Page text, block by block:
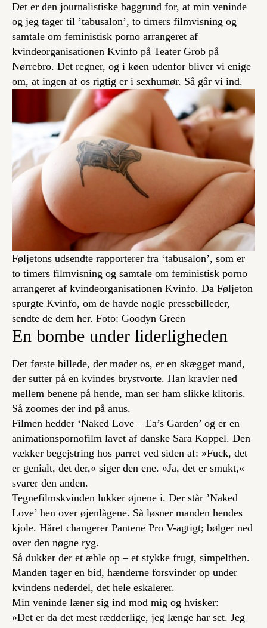
Det er den journalistiske baggrund for, at min veninde
og jeg tager til ’tabusalon’, to timers filmvisning og
samtale om feministisk porno arrangeret af
kvindeorganisationen Kvinfo på Teater Grob på
Nørrebro. Det regner, og i køen udenfor bliver vi enige
om, at ingen af os rigtig er i sexhumør. Så går vi ind.
Føljetons udsendte rapporterer fra ‘tabusalon’, som er
to timers filmvisning og samtale om feministisk porno
arrangeret af kvindeorganisationen Kvinfo. Da Føljeton
spurgte Kvinfo, om de havde nogle pressebilleder,
sendte de dem her. Foto: Goodyn Green
En bombe under liderligheden
Det første billede, der møder os, er en skægget mand,
der sutter på en kvindes brystvorte. Han kravler ned
mellem benene på hende, man ser ham slikke klitoris.
Så zoomes der ind på anus.
Filmen hedder ‘Naked Love – Ea’s Garden’ og er en
animationspornofilm lavet af danske Sara Koppel. Den
vækker begejstring hos parret ved siden af: »Fuck, det
er genialt, det der,« siger den ene. »Ja, det er smukt,«
svarer den anden.
Tegnefilmskvinden lukker øjnene i. Der står ’Naked
Love’ hen over øjenlågene. Så løsner manden hendes
kjole. Håret changerer Pantene Pro V-agtigt; bølger ned
over den nøgne ryg.
Så dukker der et æble op – et stykke frugt, simpelthen.
Manden tager en bid, hænderne forsvinder op under
kvindens nederdel, det hele eskalerer.
Min veninde læner sig ind mod mig og hvisker:
»Det er da det mest rædderlige, jeg længe har set. Jeg